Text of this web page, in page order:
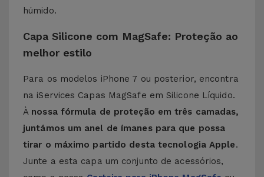
húmido.
Capa Silicone com MagSafe: Proteção ao
melhor estilo
Para os modelos iPhone 7 ou posterior, encontra
na iServices Capas MagSafe em Silicone Líquido.
À nossa fórmula de proteção em três camadas,
juntámos um anel de ímanes para que possa
tirar o máximo partido desta tecnologia Apple.
Junte a esta capa um conjunto de acessórios,